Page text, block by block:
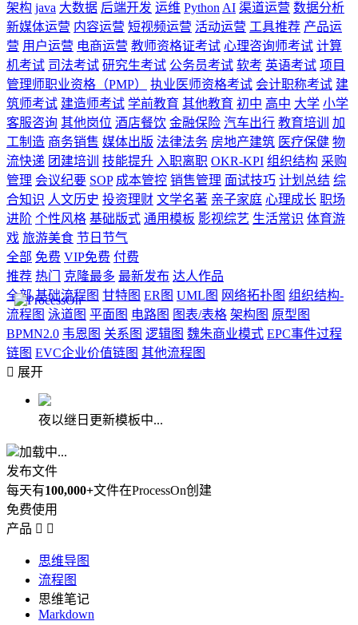
架构 java 大数据 后端开发 运维 Python AI 渠道运营 数据分析
新媒体运营 内容运营 短视频运营 活动运营 工具推荐 产品运
营 用户运营 电商运营 教师资格证考试 心理咨询师考试 计算
机考试 司法考试 研究生考试 公务员考试 软考 英语考试 项目
管理师职业资格（PMP）
执业医师资格考试 会计职称考试 建
筑师考试 建造师考试 学前教育 其他教育 初中 高中 大学 小学
客服咨询 其他岗位 酒店餐饮 金融保险 汽车出行 教育培训
加
工制造 商务销售 媒体出版 法律法务 房地产建筑 医疗保健 物
流快递 团建培训 技能提升 入职离职 OKR-KPI 组织结构 采购
管理 会议纪要 SOP 成本管控 销售管理 面试技巧 计划总结 综
合知识 人文历史 投资理财 文学名著 亲子家庭 心理成长 职场
进阶 个性风格 基础版式 通用模板 影视综艺 生活常识 体育游
戏 旅游美食 节日节气
全部 免费 VIP免费 付费
推荐 热门 克隆最多 最新发布 达人作品
全部 基础流程图 甘特图 ER图 UML图 网络拓扑图 组织结构-
流程图 泳道图 平面图 电路图 图表/表格 架构图 原型图
BPMN2.0 韦恩图 关系图 逻辑图 魏朱商业模式 EPC事件过程
链图 EVC企业价值链图 其他流程图
 展开
夜以继日更新模板中...
加载中...
发布文件
每天有100,000+文件在ProcessOn创建
免费使用
产品  
思维导图
流程图
思维笔记
Markdown